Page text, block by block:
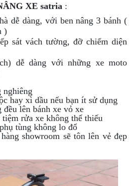
XE satria :
dễ dàng, với ben nâng 3 bánh (
)
sát vách tường, đỡ chiếm diện
dễ dàng với những xe moto
hay xì dầu nếu bạn ít sử dụng
lên bánh xe vỏ xe
rửa xe không thể thiếu
tùng không lo đổ
showroom sẽ tôn lên vẻ đẹp